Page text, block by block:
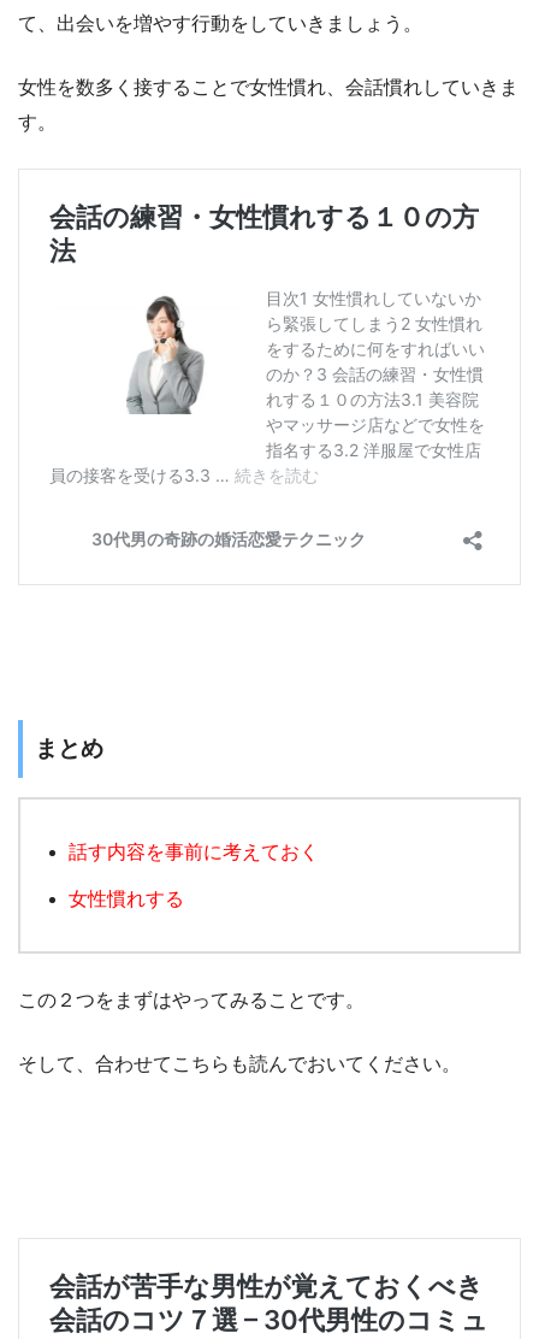
て、出会いを増やす行動をしていきましょう。
女性を数多く接することで女性慣れ、会話慣れしていきま
す。
まとめ
話す内容を事前に考えておく
女性慣れする
この２つをまずはやってみることです。
そして、合わせてこちらも読んでおいてください。